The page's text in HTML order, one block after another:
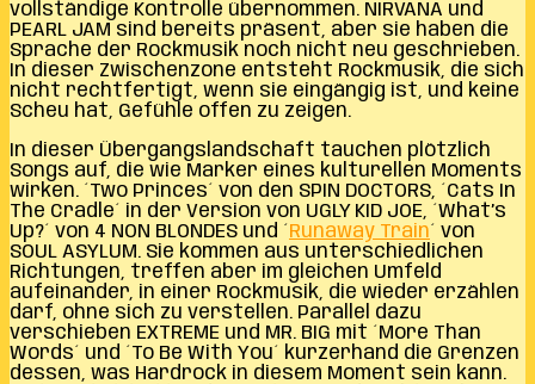
vollständige Kontrolle übernommen. NIRVANA und
PEARL JAM sind bereits präsent, aber sie haben die
Sprache der Rockmusik noch nicht neu geschrieben.
In dieser Zwischenzone entsteht Rockmusik, die sich
nicht rechtfertigt, wenn sie eingängig ist, und keine
Scheu hat, Gefühle offen zu zeigen.
In dieser Übergangslandschaft tauchen plötzlich
Songs auf, die wie Marker eines kulturellen Moments
wirken. ´Two Princes´ von den SPIN DOCTORS, ´Cats In
The Cradle´ in der Version von UGLY KID JOE, ´What’s
Up?´ von 4 NON BLONDES und ´ Runaway Train´ von
SOUL ASYLUM. Sie kommen aus unterschiedlichen
Richtungen, treffen aber im gleichen Umfeld
aufeinander, in einer Rockmusik, die wieder erzählen
darf, ohne sich zu verstellen. Parallel dazu
verschieben EXTREME und MR. BIG mit ´More Than
Words´ und ´To Be With You´ kurzerhand die Grenzen
dessen, was Hardrock in diesem Moment sein kann.